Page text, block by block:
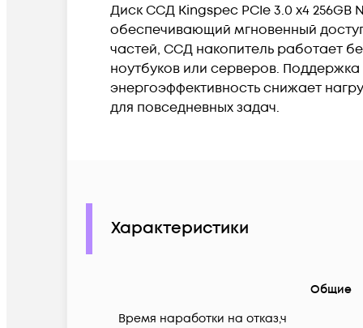
Диск ССД Kingspec PCIe 3.0 x4 256GB
обеспечивающий мгновенный
частей, ССД накопитель работает
ноутбуков или серверов.
энергоэффективность снижает
для повседневных задач.
Характеристики
Общие
Время наработки на отказ,ч